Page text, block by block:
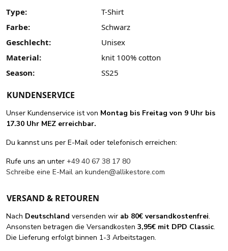
Type:
T-Shirt
Farbe:
Schwarz
Geschlecht:
Unisex
Material:
knit 100% cotton
Season:
SS25
KUNDENSERVICE
Unser Kundenservice ist von Montag bis Freitag von 9 Uhr bis
17.30 Uhr MEZ erreichbar.
Du kannst uns per E-Mail oder telefonisch erreichen:
Rufe uns an unter +49 40 67 38 17 80
Schreibe eine E-Mail an kunden@allikestore.com
VERSAND & RETOUREN
Nach Deutschland versenden wir ab 80€ versandkostenfrei.
Ansonsten betragen die Versandkosten 3,95€ mit DPD Classic.
Die Lieferung erfolgt binnen 1-3 Arbeitstagen.